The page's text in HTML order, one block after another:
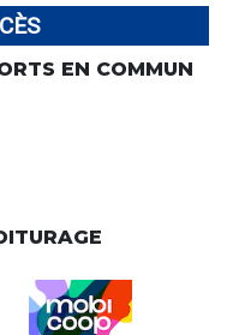
EN COMMUN